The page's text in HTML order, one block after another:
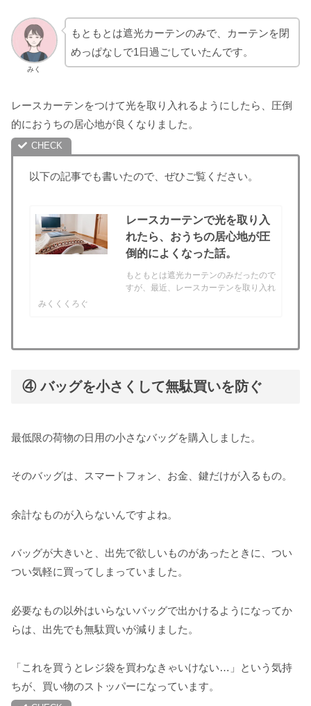
みく
もともとは遮光カーテンのみで、カーテンを閉
めっぱなしで1日過ごしていたんです。
レースカーテンをつけて光を取り入れるようにしたら、圧倒
的におうちの居心地が良くなりました。
以下の記事でも書いたので、ぜひご覧ください。
レースカーテンで光を取り入
れたら、おうちの居心地が圧
倒的によくなった話。
もともとは遮光カーテンのみだったので
すが、最近、レースカーテンを取り入れ
会社勤めの頃は、昼間の明...
みくくくろぐ
④ バッグを小さくして無駄買いを防ぐ
最低限の荷物の日用の小さなバッグを購入しました。
そのバッグは、スマートフォン、お金、鍵だけが入るもの。
余計なものが入らないんですよね。
バッグが大きいと、出先で欲しいものがあったときに、つい
つい気軽に買ってしまっていました。
必要なもの以外はいらないバッグで出かけるようになってか
らは、出先でも無駄買いが減りました。
「これを買うとレジ袋を買わなきゃいけない…」という気持
ちが、買い物のストッパーになっています。